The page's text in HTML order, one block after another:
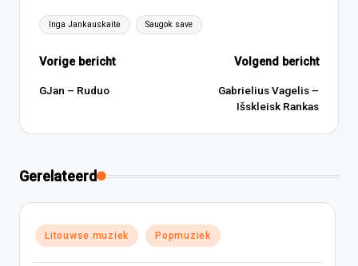
Tags:
Inga Jankauskaitė Saugok save
Bericht
navigatie
Vorige bericht
GJan – Ruduo
Volgend bericht
Gabrielius Vagelis –
Išskleisk Rankas
Gerelateerd
Geplaatst
in
Litouwse muziek Popmuziek